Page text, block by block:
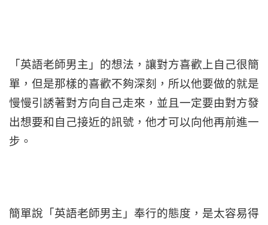
「英語老師男主」的想法，讓對方喜歡上自己很簡
單，但是那樣的喜歡不夠深刻，所以他要做的就是
慢慢引誘著對方向自己走來，並且一定要由對方發
出想要和自己接近的訊號，他才可以向他再前進一
步。
簡單說「英語老師男主」奉行的態度，是太容易得